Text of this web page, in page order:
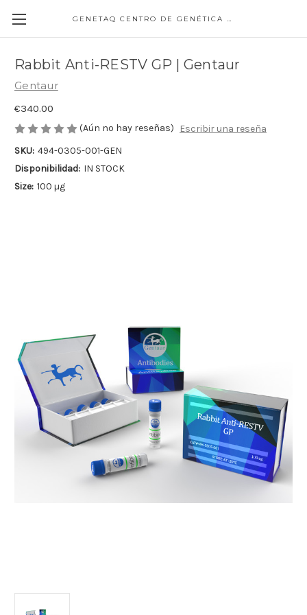
GENETAQ CENTRO DE GENÉTICA MOLECULAR
Rabbit Anti-RESTV GP | Gentaur
Gentaur
€340.00
(Aún no hay reseñas)
Escribir una reseña
SKU: 494-0305-001-GEN
Disponibilidad: IN STOCK
Size: 100 µg